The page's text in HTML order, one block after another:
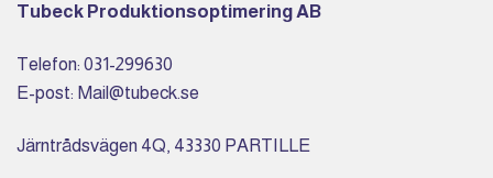
Tubeck Produktionsoptimering AB
Telefon: 031-299630
E-post: Mail@tubeck.se
Järntrådsvägen 4Q, 43330 PARTILLE